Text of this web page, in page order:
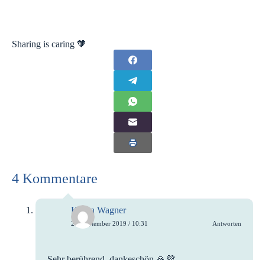
Sharing is caring 🧡
4 Kommentare
Katrin Wagner
27. September 2019 / 10:31 Antworten